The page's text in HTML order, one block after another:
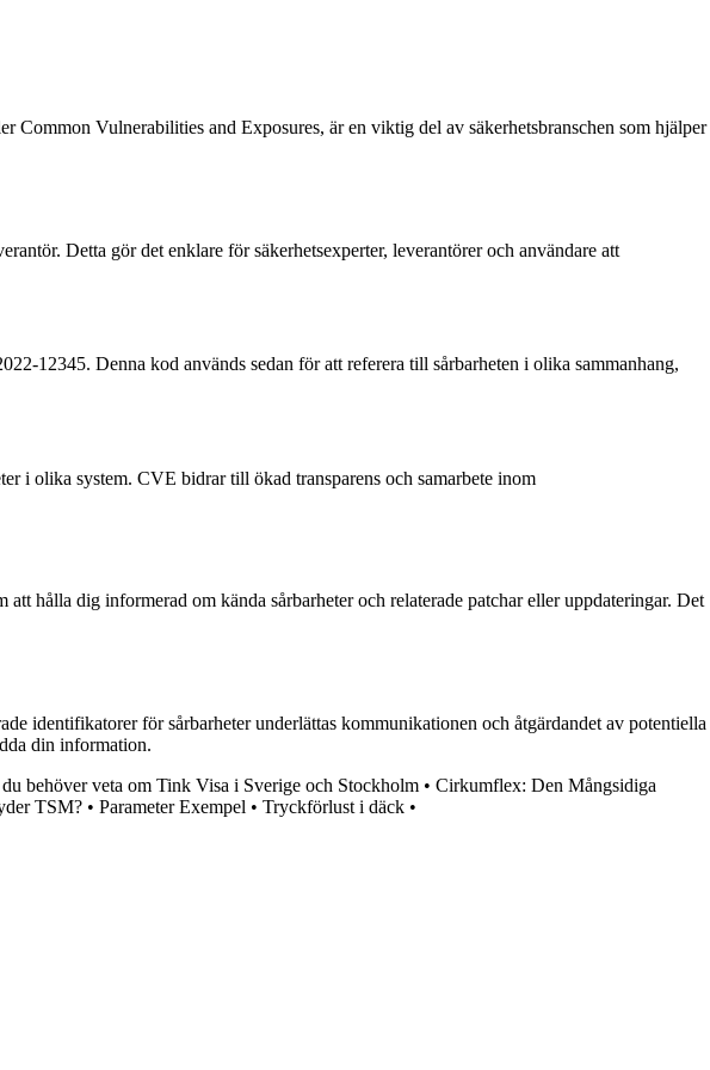
Vulnerabilities and Exposures, är en viktig del av säkerhetsbranschen som hjälper
Detta gör det enklare för säkerhetsexperter, leverantörer och användare att
12345. Denna kod används sedan för att referera till sårbarheten i olika sammanhang,
i olika system. CVE bidrar till ökad transparens och samarbete inom
hålla dig informerad om kända sårbarheter och relaterade patchar eller uppdateringar. Det
identifikatorer för sårbarheter underlättas kommunikationen och åtgärdandet av potentiella
din information.
behöver veta om Tink Visa i Sverige och Stockholm • Cirkumflex: Den Mångsidiga
TSM? • Parameter Exempel • Tryckförlust i däck •